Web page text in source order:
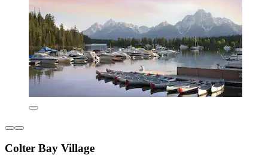
Colter Bay Village